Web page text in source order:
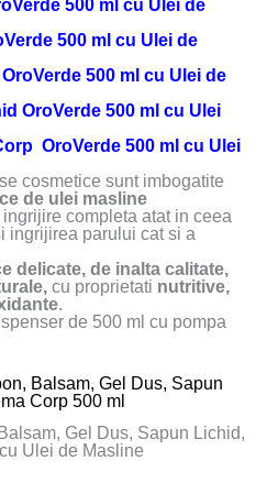
500 ml cu Ulei de
500 ml cu Ulei de
OroVerde 500 ml cu Ulei
OroVerde 500 ml cu Ulei
cosmetice sunt imbogatite
de ulei masline
completa atat in ceea
ingrijirea parului cat si a
delicate, de inalta calitate,
cu proprietati nutritive,
de 500 ml cu pompa
Gel Dus, Sapun Lichid,
Ulei de Masline